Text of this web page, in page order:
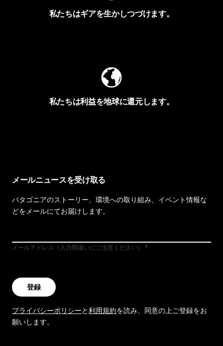
私たちはギアを生かしつづけます。
私たちは利益を地球に還元します。
メールニュースを受け取る
パタゴニアのストーリー、環境への取り組み、イベント情報な
どをメールにてお届けします。
メールアドレス（入力間違いにご注意ください）
登録
プライバシーポリシーと利用規約を読み、同意の上ご登録をお
願いします。